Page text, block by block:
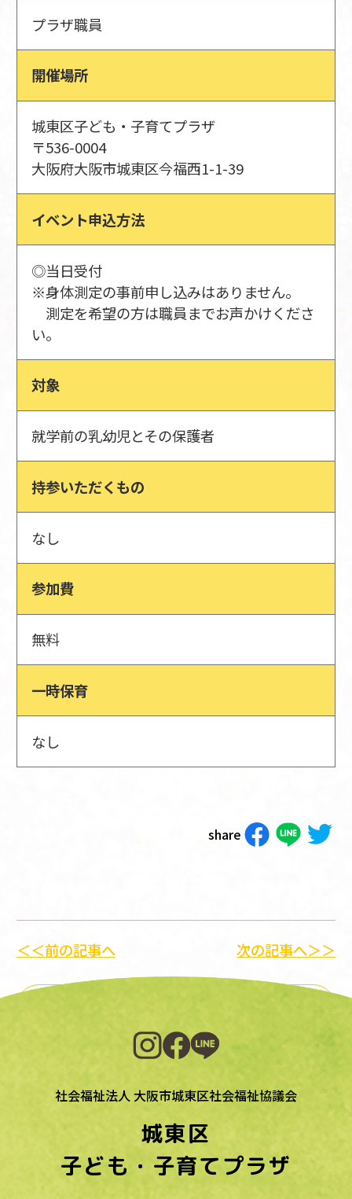
プラザ職員
開催場所
城東区子ども・子育てプラザ
〒536-0004
大阪府大阪市城東区今福西1-1-39
イベント申込方法
◎当日受付
※身体測定の事前申し込みはありません。
測定を希望の方は職員までお声かけくださ
い。
対象
就学前の乳幼児とその保護者
持参いただくもの
なし
参加費
無料
一時保育
なし
share
＜＜前の記事へ
一覧に戻る
次の記事へ＞＞
社会福祉法人 大阪市城東区社会福祉協議会
城東区
子ども・子育てプラザ